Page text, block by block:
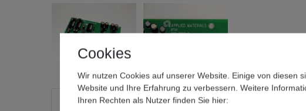
Beschreibung Weitere Details Frage zum Artikel /
Cookies
Wir nutzen Cookies auf unserer Website. Einige von diesen
Website und Ihre Erfahrung zu verbessern. Weitere
Ihren Rechten als Nutzer finden Sie hier: